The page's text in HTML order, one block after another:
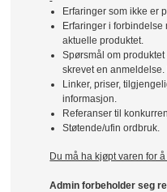
Erfaringer som ikke er
Erfaringer i forbindelse
aktuelle produktet.
Spørsmål om
skrevet en anmeldelse.
Linker, priser,
informasjon.
Referanser til
Støtende/ufin ordbruk.
Du må ha kjøpt varen for
Admin forbeholder seg